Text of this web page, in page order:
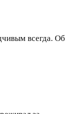
всегда. Об